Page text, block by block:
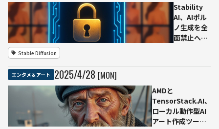
Forest
Labs、
オープン
ライセン
で挑
む“ポス
ト AI ル
Stability
AI、AIポル
ノ生成を全
面禁止へ
API・OSS
を含む全サ
ービスで性
Stable Diffusion
エンタメ＆アート 2025/4/28 [MON]
AMDと
TensorStack.AI、
ローカル動作型AI
アート作成ツール